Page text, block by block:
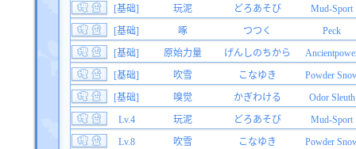
[基础] 玩泥 どろあそび
Mud-Sport
[基础]
啄 つつく
Peck
[基础]
原始力量 げんしのちから
[基础]
吹雪 こなゆき
Powder
[基础]
嗅觉 かぎわける
Odor Sleuth
Lv.4
玩泥 どろあそび
Mud-Sport
Lv.8
吹雪 こなゆき
Powder